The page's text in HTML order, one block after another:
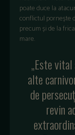
poate duce la
conflictul pornește
precum și de la
mare.
„Este
alte
de
revin